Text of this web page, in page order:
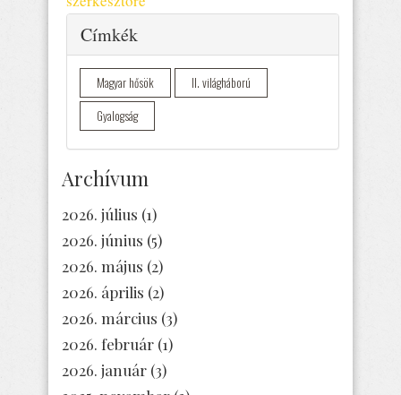
Elrejtés
Címkék
Magyar hősök
II. világháború
Gyalogság
Archívum
2026. július (1)
2026. június (5)
2026. május (2)
2026. április (2)
2026. március (3)
2026. február (1)
2026. január (3)